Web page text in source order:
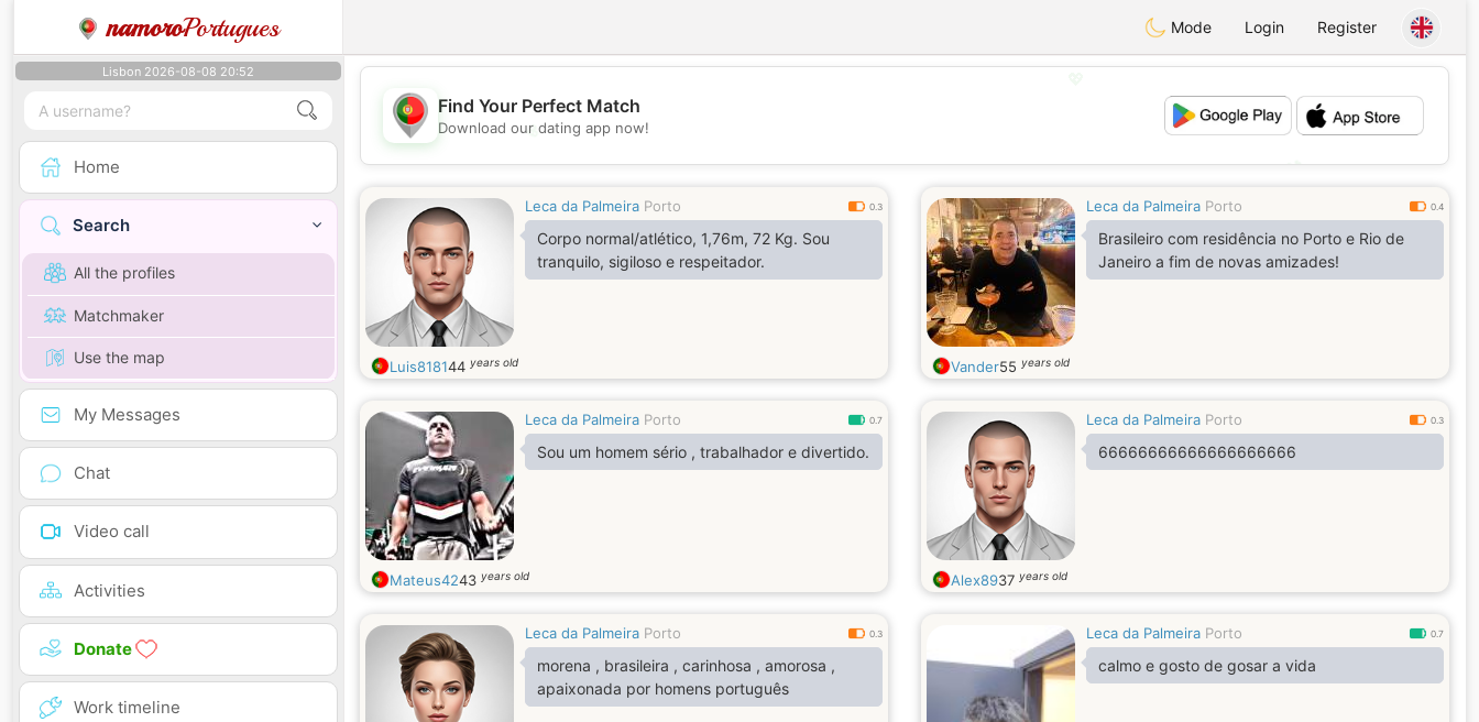
namoroPortugues Mode Login Register
Lisbon 2026-08-08 20:52
Home
Search
All the profiles
Matchmaker
Use the map
My Messages
Chat
Video call
Activities
Donate
Work timeline
💖
💕
Find Your Perfect Match
Download our dating app now!
Leca da Palmeira Porto 0.3
Corpo normal/atlético, 1,76m, 72 Kg. Sou
tranquilo, sigiloso e respeitador.
Luis818144 years old
Leca da Palmeira Porto 0.4
Brasileiro com residência no Porto e Rio de
Janeiro a fim de novas amizades!
Vander55 years old
Leca da Palmeira Porto 0.7
Sou um homem sério , trabalhador e divertido.
Mateus4243 years old
Leca da Palmeira Porto 0.3
66666666666666666666
Alex8937 years old
Leca da Palmeira Porto 0.3
morena , brasileira , carinhosa , amorosa ,
apaixonada por homens português
Leca da Palmeira Porto 0.7
calmo e gosto de gosar a vida